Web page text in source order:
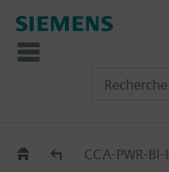
CCA-..-..CCA-PWR-BI-